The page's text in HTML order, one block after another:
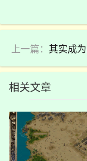
上一篇： 其实成
相关文章